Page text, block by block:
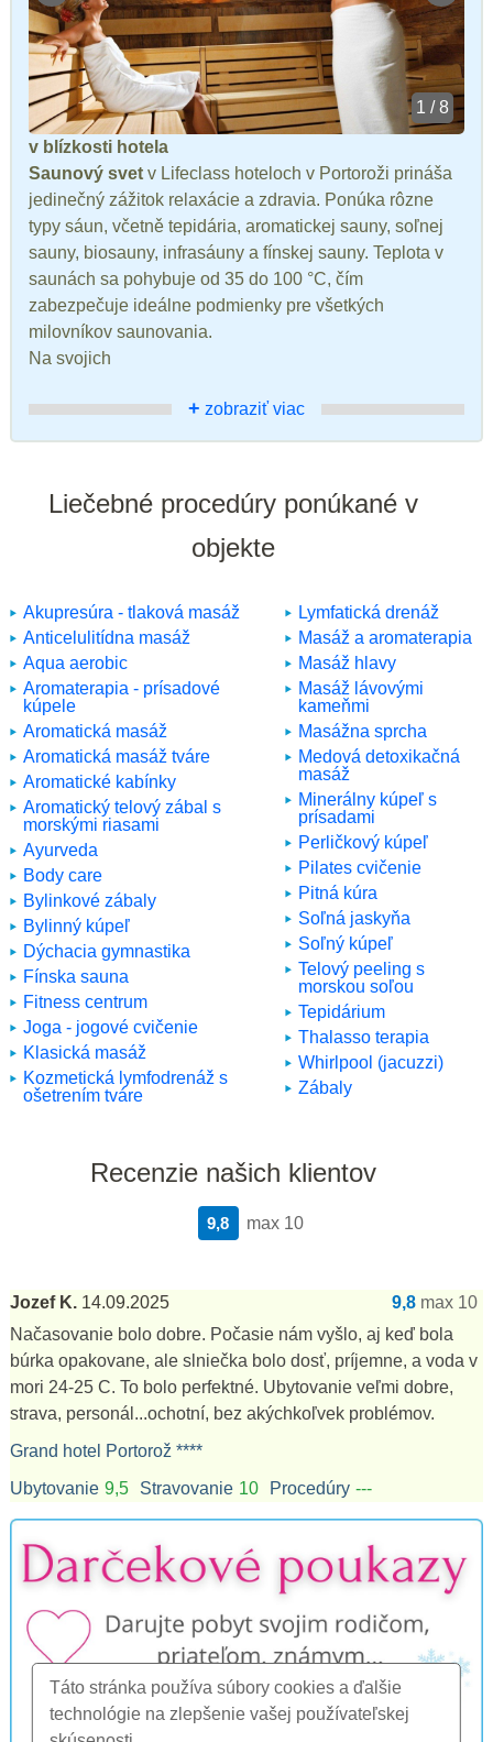
Táto stránka používa súbory cookies a ďalšie
technológie na zlepšenie vašej používateľskej
1 / 8
v blízkosti hotela
Saunový svet v Lifeclass hoteloch v Portoroži prináša
jedinečný zážitok relaxácie a zdravia. Ponúka rôzne
typy sáun, včetně tepidária, aromatickej sauny, soľnej
sauny, biosauny, infrasáuny a fínskej sauny. Teplota v
saunách sa pohybuje od 35 do 100 °C, čím
zabezpečuje ideálne podmienky pre všetkých
milovníkov saunovania.
Na svojich
+ zobraziť viac
Liečebné procedúry ponúkané v
objekte
Akupresúra - tlaková masáž
Anticelulitídna masáž
Aqua aerobic
Aromaterapia - prísadové
kúpele
Aromatická masáž
Aromatická masáž tváre
Aromatické kabínky
Aromatický telový zábal s
morskými riasami
Ayurveda
Body care
Bylinkové zábaly
Bylinný kúpeľ
Dýchacia gymnastika
Fínska sauna
Fitness centrum
Joga - jogové cvičenie
Klasická masáž
Kozmetická lymfodrenáž s
ošetrením tváre
Lymfatická drenáž
Masáž a aromaterapia
Masáž hlavy
Masáž lávovými
kameňmi
Masážna sprcha
Medová detoxikačná
masáž
Minerálny kúpeľ s
prísadami
Perličkový kúpeľ
Pilates cvičenie
Pitná kúra
Soľná jaskyňa
Soľný kúpeľ
Telový peeling s
morskou soľou
Tepidárium
Thalasso terapia
Whirlpool (jacuzzi)
Zábaly
Recenzie našich klientov
max 10
9,8
Jozef K. 14.09.2025 9,8 max 10
Načasovanie bolo dobre. Počasie nám vyšlo, aj keď bola
búrka opakovane, ale slniečka bolo dosť, príjemne, a voda v
mori 24-25 C. To bolo perfektné. Ubytovanie veľmi dobre,
strava, personál...ochotní, bez akýchkoľvek problémov.
Grand hotel Portorož ****
Ubytovanie 9,5 Stravovanie 10 Procedúry ---